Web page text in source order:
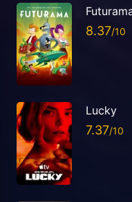
8.37
Lucky
7.37